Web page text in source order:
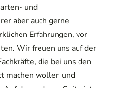
und
aber auch gerne
Erfahrungen, vor
Wir freuen uns auf der
die bei uns den
machen wollen und